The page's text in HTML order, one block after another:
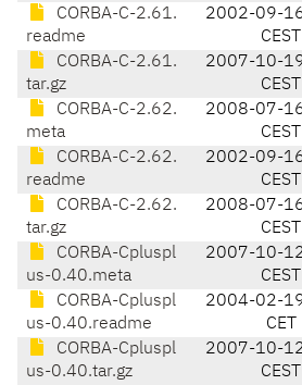
CORBA-C-2.61.
readme
2002-09-
CEST
CORBA-C-2.61.
tar.gz
2007-10-
CEST
CORBA-C-2.62.
meta
2008-07-
CEST
CORBA-C-2.62.
readme
2002-09-
CEST
CORBA-C-2.62.
tar.gz
2008-07-
CEST
CORBA-Cpluspl
us-0.40.meta
2007-10-
CEST
CORBA-Cpluspl
us-0.40.readme
2004-02-
CET
CORBA-Cpluspl
us-0.40.tar.gz
2007-10-
CEST